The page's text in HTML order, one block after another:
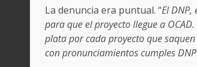
La denuncia era puntual. “El
para que el proyecto llegue a
plata por cada proyecto que
con pronunciamientos cumples